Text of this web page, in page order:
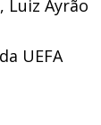
Luiz Ayrão
UEFA